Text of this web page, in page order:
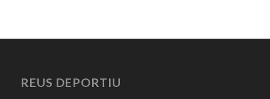
REUS DEPORTIU